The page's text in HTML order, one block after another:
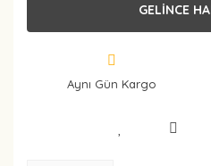
GELİNCE
Aynı Gün Kargo